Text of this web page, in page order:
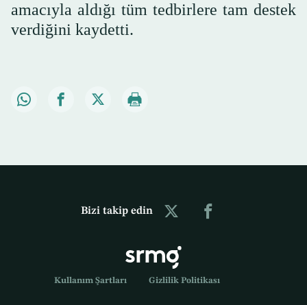
amacıyla aldığı tüm tedbirlere tam destek
verdiğini kaydetti.
Bizi takip edin
Kullanım Şartları Gizlilik Politikası